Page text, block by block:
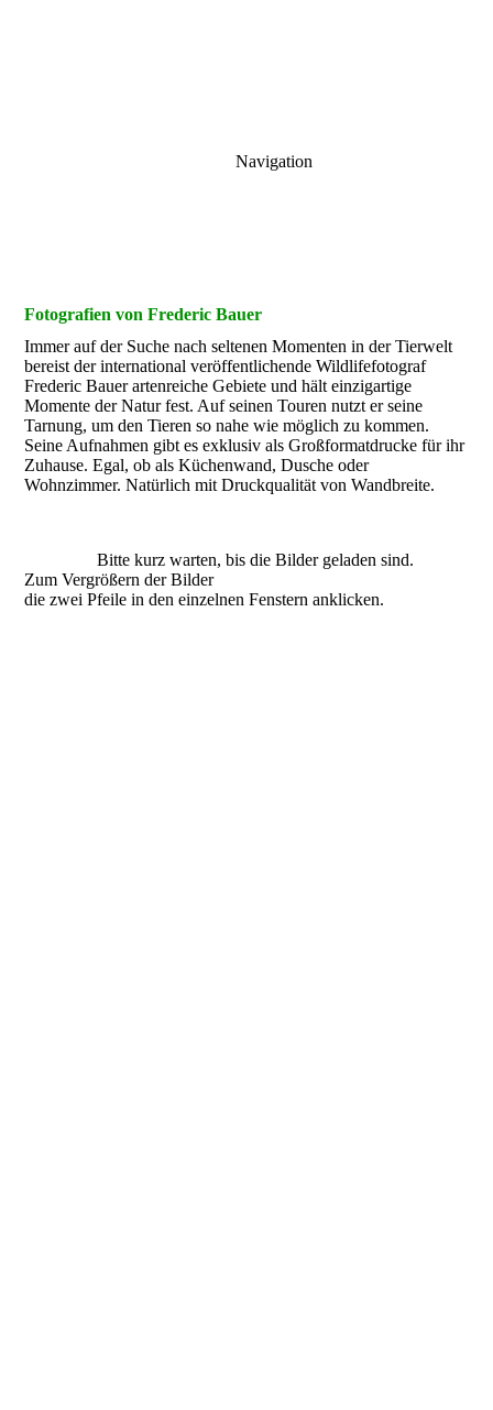
Navigation
Fotografien von Frederic Bauer
Immer auf der Suche nach seltenen Momenten in der Tierwelt
bereist der international veröffentlichende Wildlifefotograf
Frederic Bauer artenreiche Gebiete und hält einzigartige
Momente der Natur fest. Auf seinen Touren nutzt er seine
Tarnung, um den Tieren so nahe wie möglich zu kommen.
Seine Aufnahmen gibt es exklusiv als Großformatdrucke für ihr
Zuhause. Egal, ob als Küchenwand, Dusche oder
Wohnzimmer. Natürlich mit Druckqualität von Wandbreite.
Bitte kurz warten, bis die Bilder geladen sind.
Zum Vergrößern der Bilder
die zwei Pfeile in den einzelnen Fenstern anklicken.